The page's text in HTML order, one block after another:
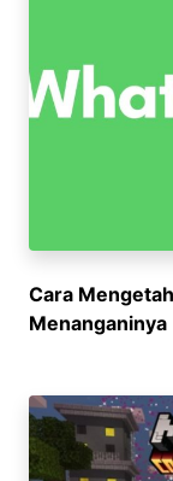
Cara
Menanganinya